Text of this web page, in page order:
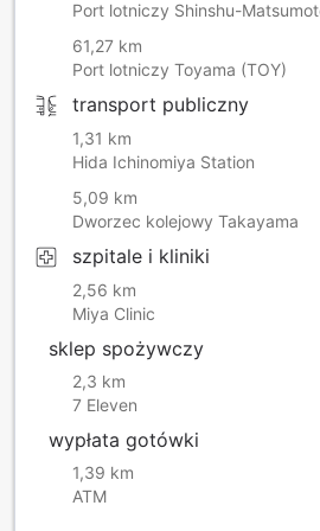
Port lotniczy Shinshu-
61,27 km
Port lotniczy Toyama (TOY)
transport publiczny
1,31 km
Hida Ichinomiya Station
5,09 km
Dworzec kolejowy Takayama
szpitale i kliniki
2,56 km
Miya Clinic
sklep spożywczy
2,3 km
7 Eleven
wypłata gotówki
1,39 km
ATM